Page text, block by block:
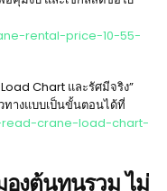
rental-price-10-55-
Chart และรัศมีจริง”
างแบบเป็นขั้นตอนได้ที่
crane-load-chart-
องต้นทุนรวม ไม่